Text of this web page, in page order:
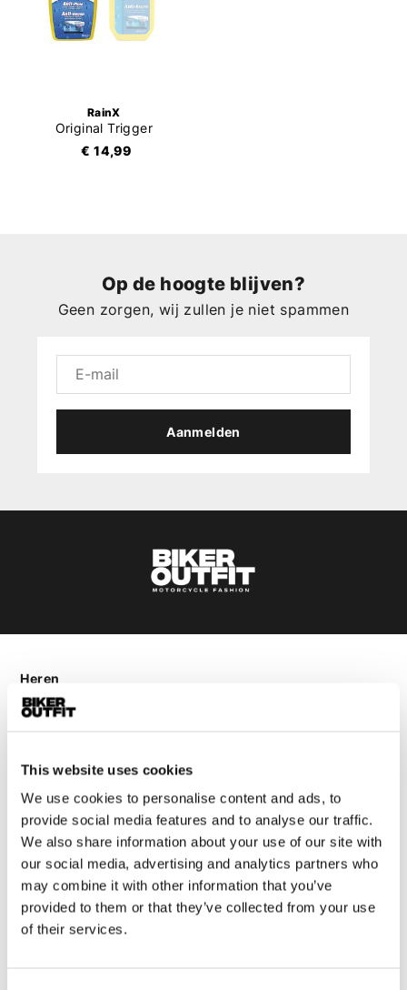
This website uses cookies
We use cookies to personalise content and ads, to
provide social media features and to analyse our traffic.
We also share information about your use of our site with
our social media, advertising and analytics partners who
may combine it with other information that you’ve
provided to them or that they’ve collected from your use
of their services.
RainX
Original Trigger
€ 14,99
Op de hoogte blijven?
Geen zorgen, wij zullen je niet spammen
Aanmelden
Heren
Motorkleding heren
Motorpak heren
Motorjeans heren
Motorhoodie heren
Motorhelm heren
Motorhandschoenen heren